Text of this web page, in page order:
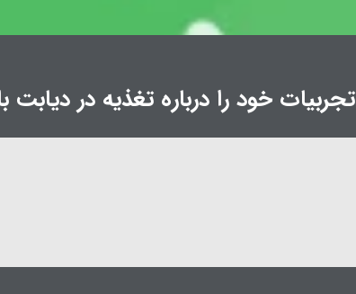
تجربیات خود را درباره تغذیه در دیابت